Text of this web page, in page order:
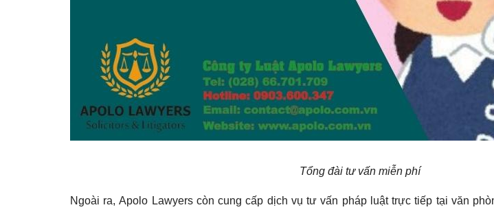
Tổng đài tư vấn miễn phí
Ngoài ra, Apolo Lawyers còn cung cấp dịch vụ tư vấn pháp luật trực tiếp tại văn